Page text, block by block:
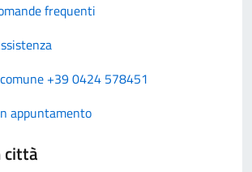
frequenti
+39 0424 578451
appuntamento
città